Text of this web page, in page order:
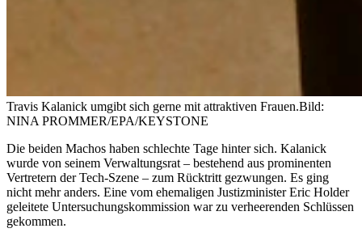
Travis Kalanick umgibt sich gerne mit attraktiven Frauen.Bild:
NINA PROMMER/EPA/KEYSTONE
Die beiden Machos haben schlechte Tage hinter sich. Kalanick
wurde von seinem Verwaltungsrat – bestehend aus prominenten
Vertretern der Tech-Szene – zum Rücktritt gezwungen. Es ging
nicht mehr anders. Eine vom ehemaligen Justizminister Eric Holder
geleitete Untersuchungskommission war zu verheerenden Schlüssen
gekommen.